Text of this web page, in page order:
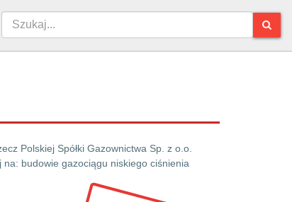
Polskiej Spółki Gazownictwa Sp. z o.o.
na: budowie gazociągu niskiego ciśnienia